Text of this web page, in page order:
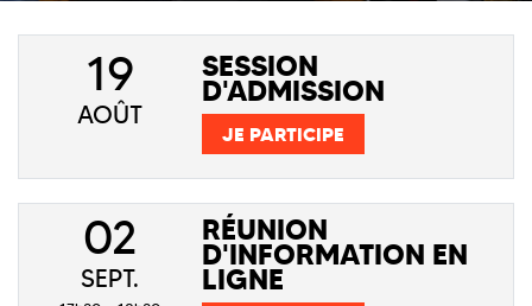
19
AOÛT
SESSION
D'ADMISSION
JE PARTICIPE
02
SEPT.
RÉUNION
D'INFORMATION EN
LIGNE